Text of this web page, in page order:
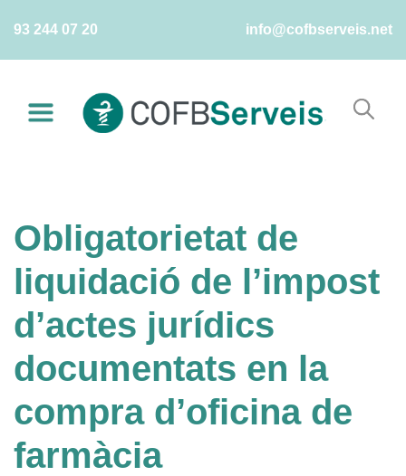
93 244 07 20 info@cofbserveis.net
Obligatorietat de
liquidació de l’impost
d’actes jurídics
documentats en la
compra d’oficina de
farmàcia